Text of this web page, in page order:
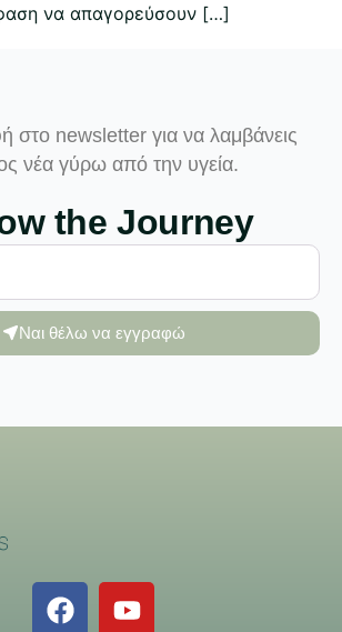
να απαγορεύσουν […]
στο newsletter για να λαμβάνεις
νέα γύρω από την υγεία.
the Journey
Ναι θέλω να εγγραφώ